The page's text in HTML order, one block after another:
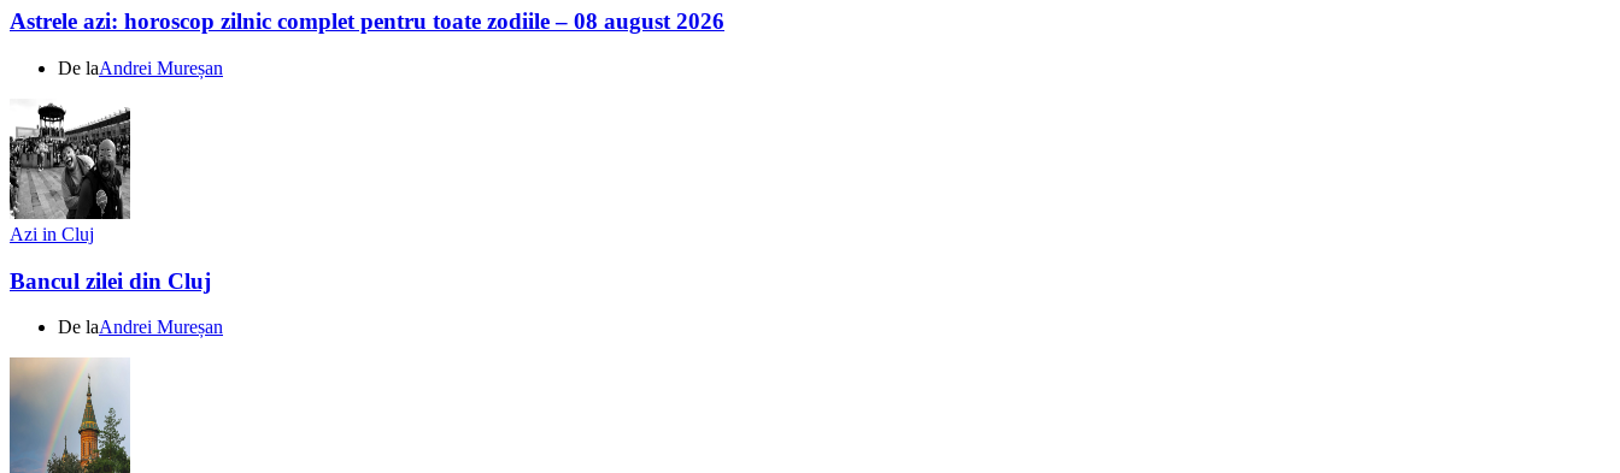
Astrele azi: horoscop zilnic complet pentru toate zodiile – 08 august 2026
De laAndrei Mureșan
Azi in Cluj
Bancul zilei din Cluj
De laAndrei Mureșan